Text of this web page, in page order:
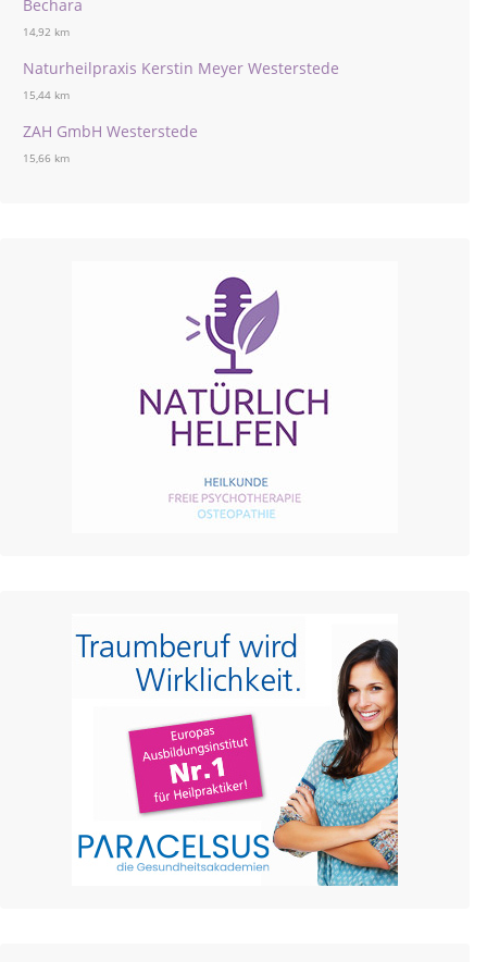
Bechara
14,92 km
Naturheilpraxis Kerstin Meyer Westerstede
15,44 km
ZAH GmbH Westerstede
15,66 km